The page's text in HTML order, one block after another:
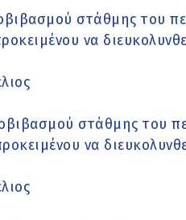
στάθμης του
να
στάθμης του
να